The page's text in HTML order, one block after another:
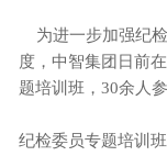
为进一步加强纪
度，中智集团日前
题培训班，30余人
纪检委员专题培训